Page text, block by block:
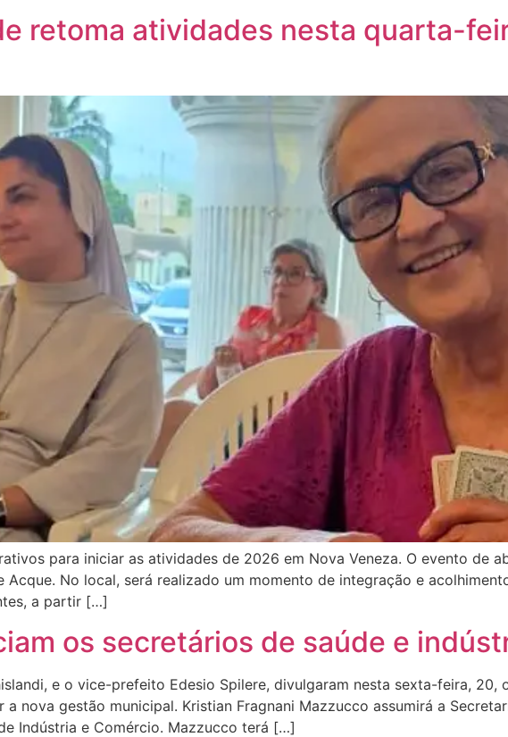
retoma atividades nesta quarta-
para iniciar as atividades de 2026 em Nova Veneza. O evento de
Acque. No local, será realizado um momento de integração e
a partir […]
os secretários de saúde e
e o vice-prefeito Edesio Spilere, divulgaram nesta sexta-feira, 20,
nova gestão municipal. Kristian Fragnani Mazzucco assumirá a
Indústria e Comércio. Mazzucco terá […]